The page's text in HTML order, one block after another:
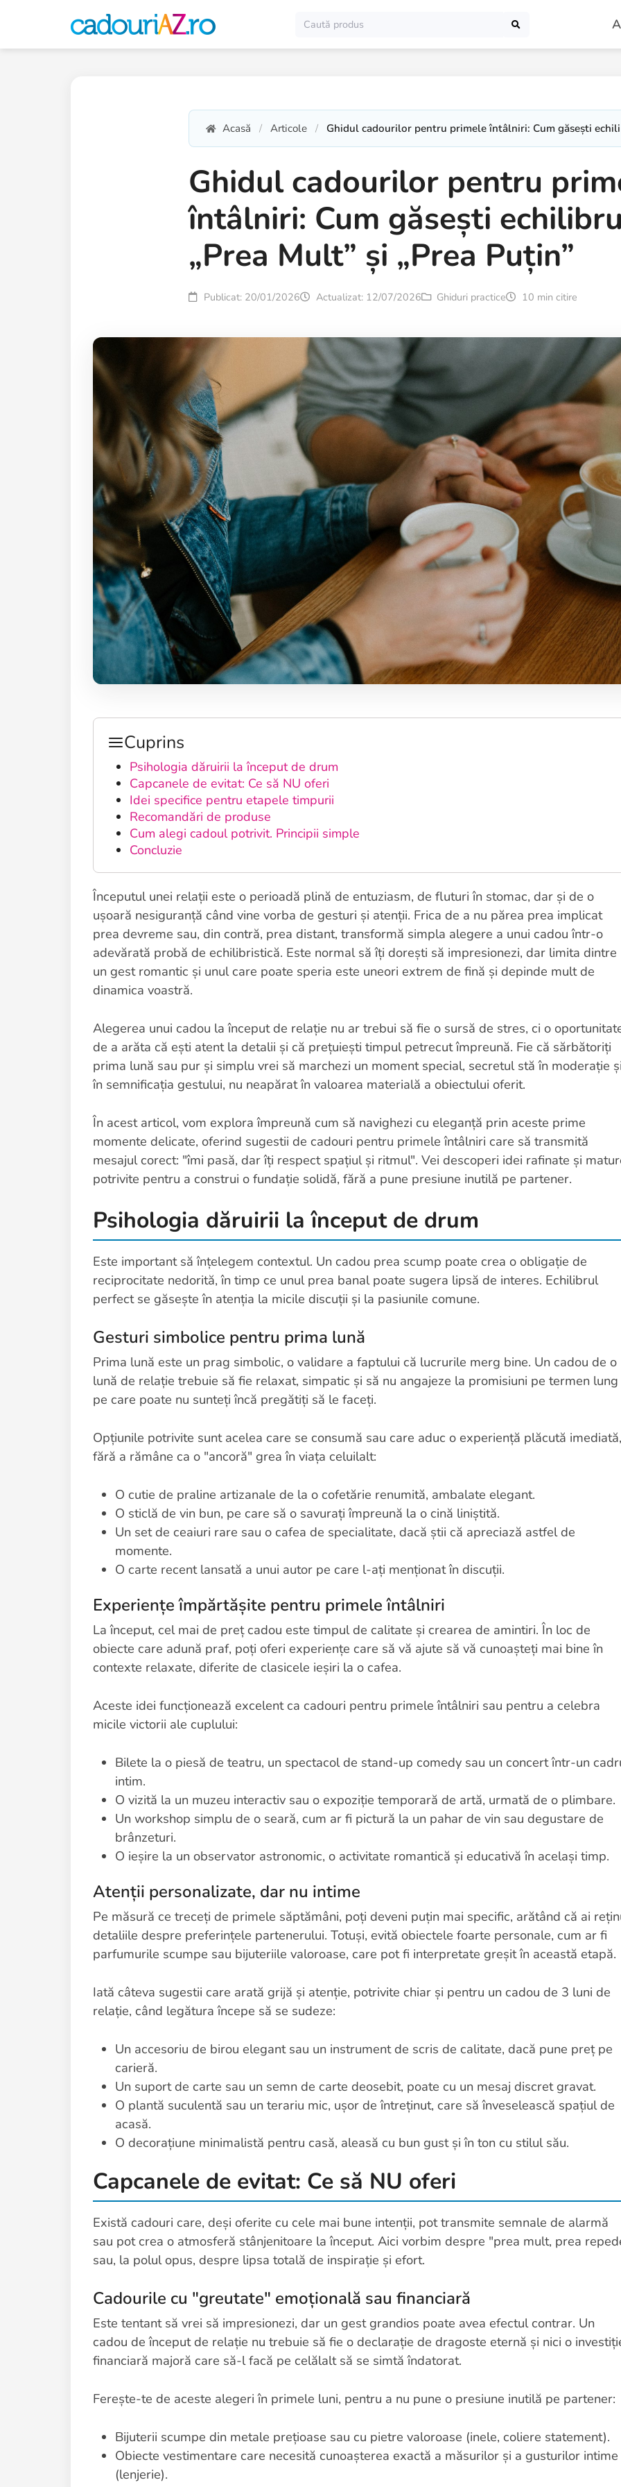
Acasă Articole Ghidul cadourilor pentru primele întâlniri: Cum găsești
Ghidul cadourilor pentru
întâlniri: Cum găsești
„Prea Mult” și „Prea Puțin”
Publicat: 20/01/2026 Actualizat: 12/07/2026 Ghiduri practice 10 min citire
Cuprins
Psihologia dăruirii la început de drum
Capcanele de evitat: Ce să NU oferi
Idei specifice pentru etapele timpurii
Recomandări de produse
Cum alegi cadoul potrivit. Principii simple
Concluzie
Începutul unei relații este o perioadă plină de entuziasm, de fluturi în stomac, dar și de o
ușoară nesiguranță când vine vorba de gesturi și atenții. Frica de a nu părea prea implicat
prea devreme sau, din contră, prea distant, transformă simpla alegere a unui cadou într-o
adevărată probă de echilibristică. Este normal să îți dorești să impresionezi, dar limita dintre
un gest romantic și unul care poate speria este uneori extrem de fină și depinde mult de
dinamica voastră.
Alegerea unui cadou la început de relație nu ar trebui să fie o sursă de stres, ci o
de a arăta că ești atent la detalii și că prețuiești timpul petrecut împreună. Fie că sărbătoriți
prima lună sau pur și simplu vrei să marchezi un moment special, secretul stă în moderație
în semnificația gestului, nu neapărat în valoarea materială a obiectului oferit.
În acest articol, vom explora împreună cum să navighezi cu eleganță prin aceste prime
momente delicate, oferind sugestii de cadouri pentru primele întâlniri care să transmită
mesajul corect: "îmi pasă, dar îți respect spațiul și ritmul". Vei descoperi idei rafinate și
potrivite pentru a construi o fundație solidă, fără a pune presiune inutilă pe partener.
Psihologia dăruirii la început de drum
Este important să înțelegem contextul. Un cadou prea scump poate crea o obligație de
reciprocitate nedorită, în timp ce unul prea banal poate sugera lipsă de interes. Echilibrul
perfect se găsește în atenția la micile discuții și la pasiunile comune.
Gesturi simbolice pentru prima lună
Prima lună este un prag simbolic, o validare a faptului că lucrurile merg bine. Un cadou de o
lună de relație trebuie să fie relaxat, simpatic și să nu angajeze la promisiuni pe termen lung
pe care poate nu sunteți încă pregătiți să le faceți.
Opțiunile potrivite sunt acelea care se consumă sau care aduc o experiență plăcută imediată,
fără a rămâne ca o "ancoră" grea în viața celuilalt:
O cutie de praline artizanale de la o cofetărie renumită, ambalate elegant.
O sticlă de vin bun, pe care să o savurați împreună la o cină liniștită.
Un set de ceaiuri rare sau o cafea de specialitate, dacă știi că apreciază astfel de
momente.
O carte recent lansată a unui autor pe care l-ați menționat în discuții.
Experiențe împărtășite pentru primele întâlniri
La început, cel mai de preț cadou este timpul de calitate și crearea de amintiri. În loc de
obiecte care adună praf, poți oferi experiențe care să vă ajute să vă cunoașteți mai bine în
contexte relaxate, diferite de clasicele ieșiri la o cafea.
Aceste idei funcționează excelent ca cadouri pentru primele întâlniri sau pentru a celebra
micile victorii ale cuplului:
Bilete la o piesă de teatru, un spectacol de stand-up comedy sau un concert într-un
intim.
O vizită la un muzeu interactiv sau o expoziție temporară de artă, urmată de o plimbare.
Un workshop simplu de o seară, cum ar fi pictură la un pahar de vin sau degustare de
brânzeturi.
O ieșire la un observator astronomic, o activitate romantică și educativă în același timp.
Atenții personalizate, dar nu intime
Pe măsură ce treceți de primele săptămâni, poți deveni puțin mai specific, arătând că ai
detaliile despre preferințele partenerului. Totuși, evită obiectele foarte personale, cum ar fi
parfumurile scumpe sau bijuteriile valoroase, care pot fi interpretate greșit în această etapă.
Iată câteva sugestii care arată grijă și atenție, potrivite chiar și pentru un cadou de 3 luni de
relație, când legătura începe să se sudeze:
Un accesoriu de birou elegant sau un instrument de scris de calitate, dacă pune preț pe
carieră.
Un suport de carte sau un semn de carte deosebit, poate cu un mesaj discret gravat.
O plantă suculentă sau un terariu mic, ușor de întreținut, care să înveselească spațiul de
acasă.
O decorațiune minimalistă pentru casă, aleasă cu bun gust și în ton cu stilul său.
Capcanele de evitat: Ce să NU oferi
Există cadouri care, deși oferite cu cele mai bune intenții, pot transmite semnale de alarmă
sau pot crea o atmosferă stânjenitoare la început. Aici vorbim despre "prea mult, prea
sau, la polul opus, despre lipsa totală de inspirație și efort.
Cadourile cu "greutate" emoțională sau financiară
Este tentant să vrei să impresionezi, dar un gest grandios poate avea efectul contrar. Un
cadou de început de relație nu trebuie să fie o declarație de dragoste eternă și nici o
financiară majoră care să-l facă pe celălalt să se simtă îndatorat.
Ferește-te de aceste alegeri în primele luni, pentru a nu pune o presiune inutilă pe partener:
Bijuterii scumpe din metale prețioase sau cu pietre valoroase (inele, coliere statement).
Obiecte vestimentare care necesită cunoașterea exactă a măsurilor și a gusturilor intime
(lenjerie).